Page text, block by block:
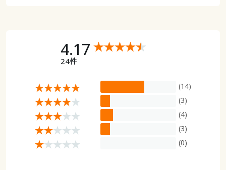
ご利用ガイド
よくある質問とお問い合わせ
よくある質問とお問い合わせ
4.17
24件
(14)
(3)
(4)
(3)
(0)